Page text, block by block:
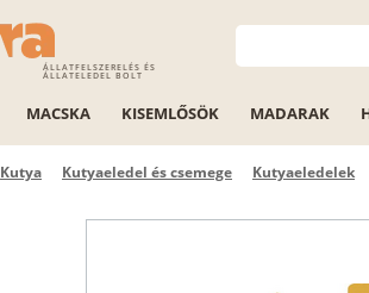
ÁLLATFELSZERELÉS ÉS
ÁLLATELEDEL BOLT
MACSKA KISEMLŐSÖK MADARAK
Kutya Kutyaeledel és csemege Kutyaeledelek